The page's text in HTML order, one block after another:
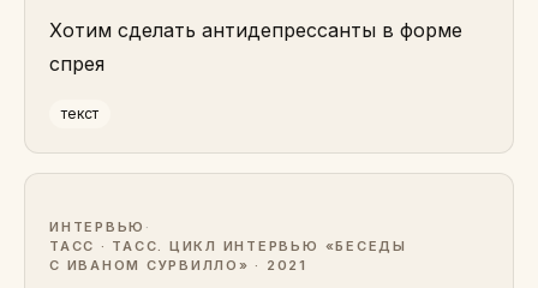
Хотим сделать антидепрессанты в форме
спрея
текст
ИНТЕРВЬЮ ·
ТАСС · ТАСС. ЦИКЛ ИНТЕРВЬЮ «БЕСЕДЫ
С ИВАНОМ СУРВИЛЛО» · 2021